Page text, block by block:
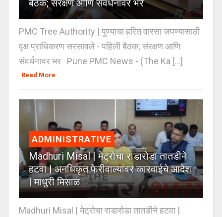
बैठक; संरक्षण आणि संवर्धनावर भर
PMC Tree Authority | पुण्याचा हरित वारसा जपण्यासाठी
वृक्ष प्राधिकरण सरसावले - पहिली बैठक; संरक्षण आणि
संवर्धनावर भर Pune PMC News - (The Ka [...]
Read More
ADMINISTRATIVE
Madhuri Misal | मेट्रोचा राडारोडा तातडीने
हटवा | अनधिकृत फेरीवाल्यांवर कारवाईचे आदेश
| माधुरी मिसाळ
Madhuri Misal | मेट्रोचा राडारोडा तातडीने हटवा |